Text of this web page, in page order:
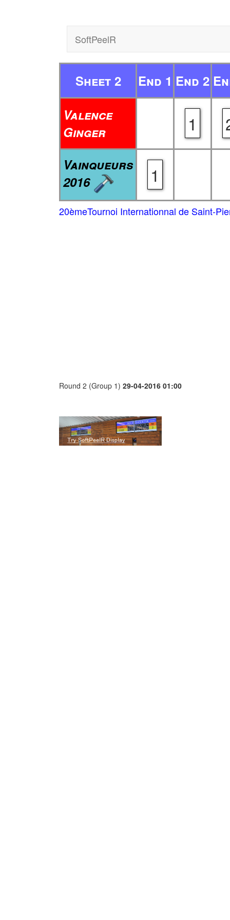
SoftPeelR
Sheet 2 End 1 End 2
Valence
Ginger
1
Vainqueurs
2016
1
20èmeTournoi Internationnal de Saint-
Round 2 (Group 1) 29-04-2016 01:00